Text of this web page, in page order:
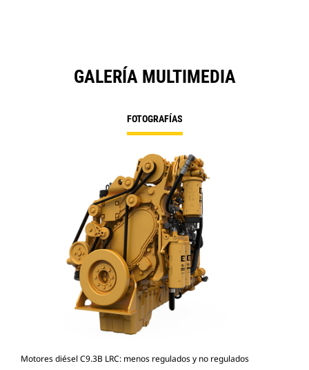
GALERÍA MULTIMEDIA
FOTOGRAFÍAS
Motores diésel C9.3B LRC: menos regulados y no regulados